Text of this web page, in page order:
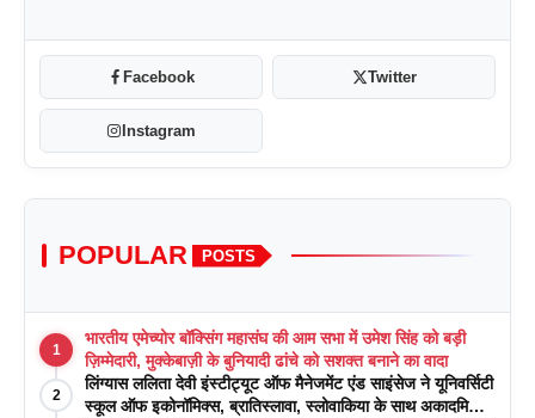
Facebook Twitter
Instagram
POPULAR POSTS
1
भारतीय एमेच्योर बॉक्सिंग महासंघ की आम सभा में उमेश सिंह को बड़ी
ज़िम्मेदारी, मुक्केबाज़ी के बुनियादी ढांचे को सशक्त बनाने का वादा
2
लिंग्यास ललिता देवी इंस्टीट्यूट ऑफ मैनेजमेंट एंड साइंसेज ने यूनिवर्सिटी
स्कूल ऑफ इकोनॉमिक्स, ब्रातिस्लावा, स्लोवाकिया के साथ अकादमिक